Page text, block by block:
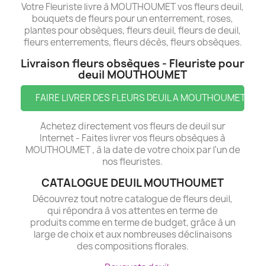
Votre Fleuriste livre à MOUTHOUMET vos fleurs deuil,
bouquets de fleurs pour un enterrement, roses,
plantes pour obsèques, fleurs deuil, fleurs de deuil,
fleurs enterrements, fleurs décès, fleurs obsèques.
Livraison fleurs obsèques - Fleuriste pour
deuil MOUTHOUMET
FAIRE LIVRER DES FLEURS DEUIL A MOUTHOUMET
Achetez directement vos fleurs de deuil sur
Internet - Faites livrer vos fleurs obsèques à
MOUTHOUMET , à la date de votre choix par l'un de
nos fleuristes.
CATALOGUE DEUIL MOUTHOUMET
Découvrez tout notre catalogue de fleurs deuil,
qui répondra à vos attentes en terme de
produits comme en terme de budget, grâce à un
large de choix et aux nombreuses déclinaisons
des compositions florales.